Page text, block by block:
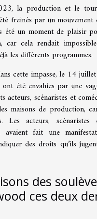
la production et le
freinés par un mouvement
été un moment de plaisir
car cela rendait
les différents programmes.
cette impasse, le 14
été envahies par une
acteurs, scénaristes et
maisons de production,
Les acteurs, scénaristes
avaient fait une
des droits qu’ils
des
ces deux